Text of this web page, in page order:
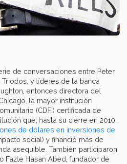
de conversaciones entre Peter
y líderes de la banca
entonces directora del
la mayor institución
(CDFI) certificada de
que, hasta su cierre en 2010,
de dólares en inversiones de
social) y financió más de
asequible. También participaron
Fazle Hasan Abed, fundador de